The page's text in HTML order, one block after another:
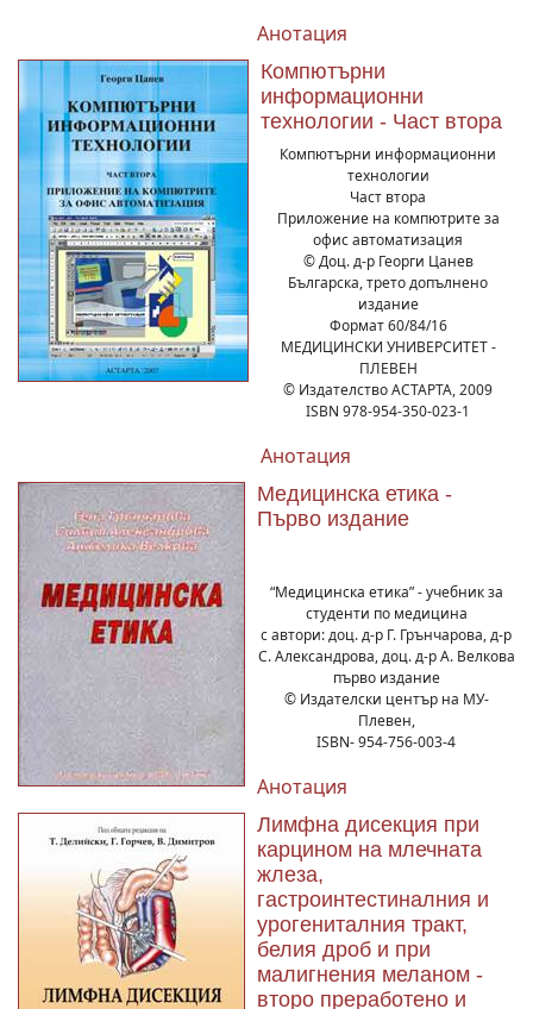
Анотация
Компютърни
информационни
технологии - Част втора
Компютърни информационни
технологии
Част втора
Приложение на компютрите за
офис автоматизация
© Доц. д-р Георги Цанев
Българска, трето допълнено
издание
Формат 60/84/16
МЕДИЦИНСКИ УНИВЕРСИТЕТ -
ПЛЕВЕН
© Издателство АСТАРТА, 2009
ISBN 978-954-350-023-1
Анотация
Медицинска етика -
Първо издание
“Медицинска етика” - учебник за
студенти по медицина
с автори: доц. д-р Г. Грънчарова, д-р
С. Александрова, доц. д-р А. Велкова
първо издание
© Издателски център на МУ-
Плевен,
ISBN- 954-756-003-4
Анотация
Лимфна дисекция при
карцином на млечната
жлеза,
гастроинтестиналния и
урогениталния тракт,
белия дроб и при
малигнения меланом -
второ преработено и